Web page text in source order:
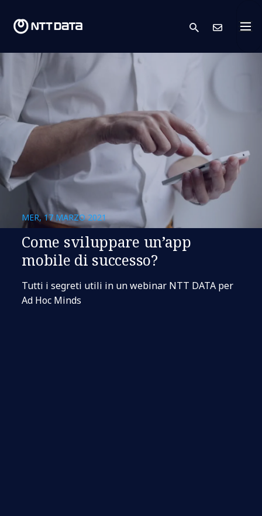
search
MER, 17 MARZO 2021
Come sviluppare un’app
mobile di successo?
Tutti i segreti utili in un webinar NTT DATA per
Ad Hoc Minds